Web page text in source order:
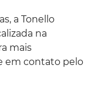
a Tonello
na
mais
em contato pelo